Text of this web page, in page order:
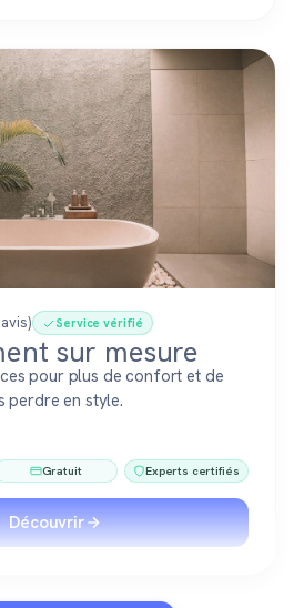
Service vérifié
sur mesure
pour plus de confort et de
perdre en style.
Gratuit Experts certifiés
Découvrir